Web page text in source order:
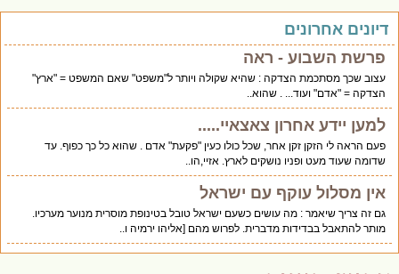
אחרונים
פרשת השבוע - ראה
עצוב שכך מסתכמת הצדקה : שהיא שקולה ויותר ל"משפט" שאם המשפט = "ארץ"
הצדקה = "אדם" ועוד... . שהוא..
למען יידע אחרון צאצאיי.....
פעם הראה לי הזקן זקן אחר, שכל כולו כעין "פקעת" אדם . שהוא כל כך כפוף. עד
שדומה שעוד מעט ופניו נושקים לארץ. אזיי,הו..
אין מסלול עוקף עם ישראל
גם זה צריך שיאמר : מה עושים כשעם ישראל טובל בטינופת מוסרית מנוער מערכיו.
מותר להתאבל בבדידות מדברית. לפרוש מהם [אליהו ירמיה ו..